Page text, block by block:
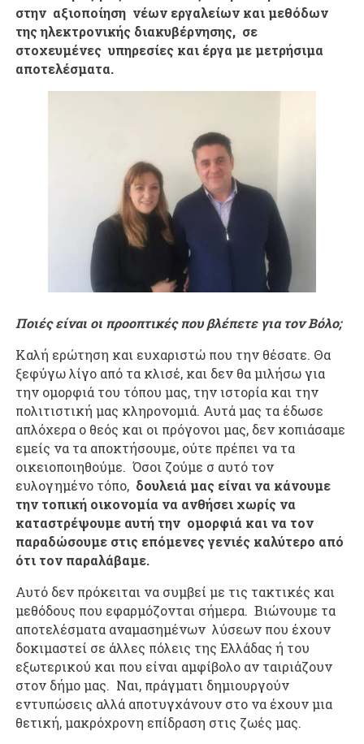
στην αξιοποίηση νέων εργαλείων και μεθόδων
της ηλεκτρονικής διακυβέρνησης, σε
στοχευμένες υπηρεσίες και έργα με μετρήσιμα
αποτελέσματα.
Ποιές είναι οι προοπτικές που βλέπετε για τον Βόλο;
Καλή ερώτηση και ευχαριστώ που την θέσατε. Θα
ξεφύγω λίγο από τα κλισέ, και δεν θα μιλήσω για
την ομορφιά του τόπου μας, την ιστορία και την
πολιτιστική μας κληρονομιά. Αυτά μας τα έδωσε
απλόχερα ο θεός και οι πρόγονοι μας, δεν κοπιάσαμε
εμείς να τα αποκτήσουμε, ούτε πρέπει να τα
οικειοποιηθούμε. Όσοι ζούμε σ αυτό τον
ευλογημένο τόπο, δουλειά μας είναι να κάνουμε
την τοπική οικονομία να ανθήσει χωρίς να
καταστρέψουμε αυτή την ομορφιά και να τον
παραδώσουμε στις επόμενες γενιές καλύτερο από
ότι τον παραλάβαμε.
Αυτό δεν πρόκειται να συμβεί με τις τακτικές και
μεθόδους που εφαρμόζονται σήμερα. Βιώνουμε τα
αποτελέσματα αναμασημένων λύσεων που έχουν
δοκιμαστεί σε άλλες πόλεις της Ελλάδας ή του
εξωτερικού και που είναι αμφίβολο αν ταιριάζουν
στον δήμο μας. Ναι, πράγματι δημιουργούν
εντυπώσεις αλλά αποτυγχάνουν στο να έχουν μια
θετική, μακρόχρονη επίδραση στις ζωές μας.